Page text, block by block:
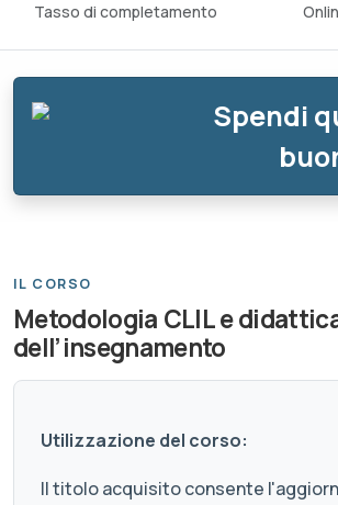
Tasso di completamento
Spendi
IL CORSO
Metodologia CLIL e
dell’insegnamento
Utilizzazione del corso:
Il titolo acquisito consente